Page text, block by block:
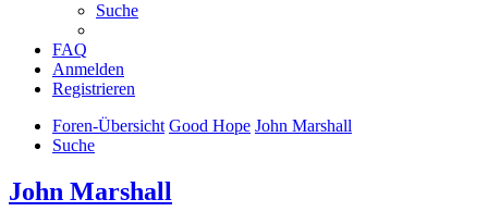
Suche
FAQ
Anmelden
Registrieren
Foren-Übersicht Good Hope John Marshall
Suche
John Marshall